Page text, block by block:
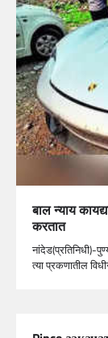
बाल न्याय
करतात
नांदेड(प्रतिनिधी)-
त्या प्रकणातील